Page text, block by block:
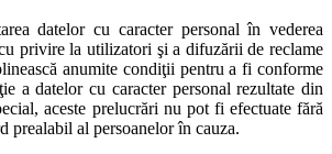
datelor cu caracter personal în vederea
privire la utilizatori şi a difuzării de reclame
anumite condiţii pentru a fi conforme
a datelor cu caracter personal rezultate din
aceste prelucrări nu pot fi efectuate fără
prealabil al persoanelor în cauza.